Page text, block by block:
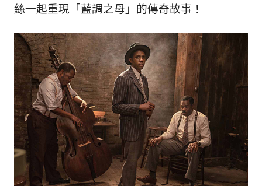
絲一起重現「藍調之母」的傳奇故事！